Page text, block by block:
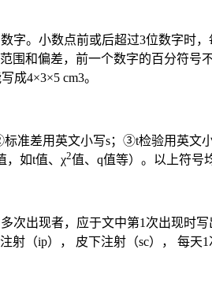
。小数点前或后超过3位数字时，
围和偏差，前一个数字的百分符号
成4×3×5 cm3。
准差用英文小写s；③t检验用英
，如t值、χ2值、q值等）。以上符号
出现者，应于文中第1次出现时写
（ip）， 皮下注射（sc）， 每天